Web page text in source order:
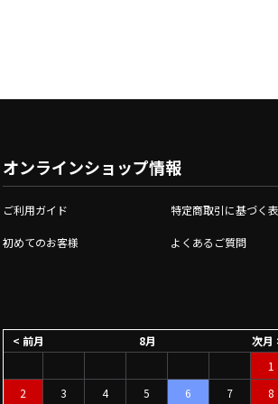
オンラインショップ情報
ご利用ガイド 特定商取引に基づく
初めてのお客様 よくあるご質問
8月
< 前月
次月
1
2
3 4 5 6 7 8